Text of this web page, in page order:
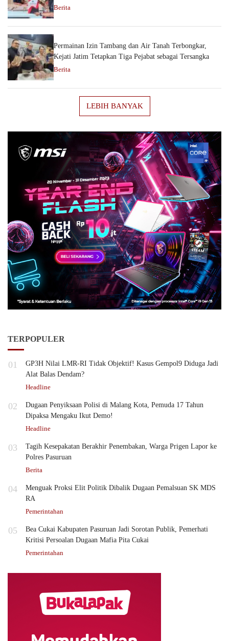
Berita
Permainan Izin Tambang dan Air Tanah Terbongkar,
Kejati Jatim Tetapkan Tiga Pejabat sebagai Tersangka
Berita
LEBIH BANYAK
TERPOPULER
01
GP3H Nilai LMR-RI Tidak Objektif! Kasus Gempol9 Diduga Jadi
Alat Balas Dendam?
Headline
02
Dugaan Penyiksaan Polisi di Malang Kota, Pemuda 17 Tahun
Dipaksa Mengaku Ikut Demo!
Headline
03
Tagih Kesepakatan Berakhir Penembakan, Warga Prigen Lapor ke
Polres Pasuruan
Berita
04
Menguak Proksi Elit Politik Dibalik Dugaan Pemalsuan SK MDS
RA
Pemerintahan
05
Bea Cukai Kabupaten Pasuruan Jadi Sorotan Publik, Pemerhati
Kritisi Persoalan Dugaan Mafia Pita Cukai
Pemerintahan